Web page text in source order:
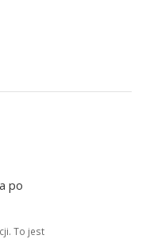
po
To jest